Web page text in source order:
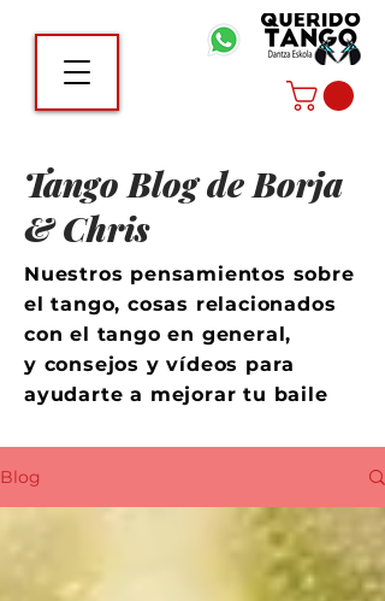
Tango Blog de Borja
& Chris
Nuestros pensamientos sobre
el tango, cosas relacionados
con el tango en general,
y consejos y vídeos para
ayudarte a mejorar tu baile
Blog